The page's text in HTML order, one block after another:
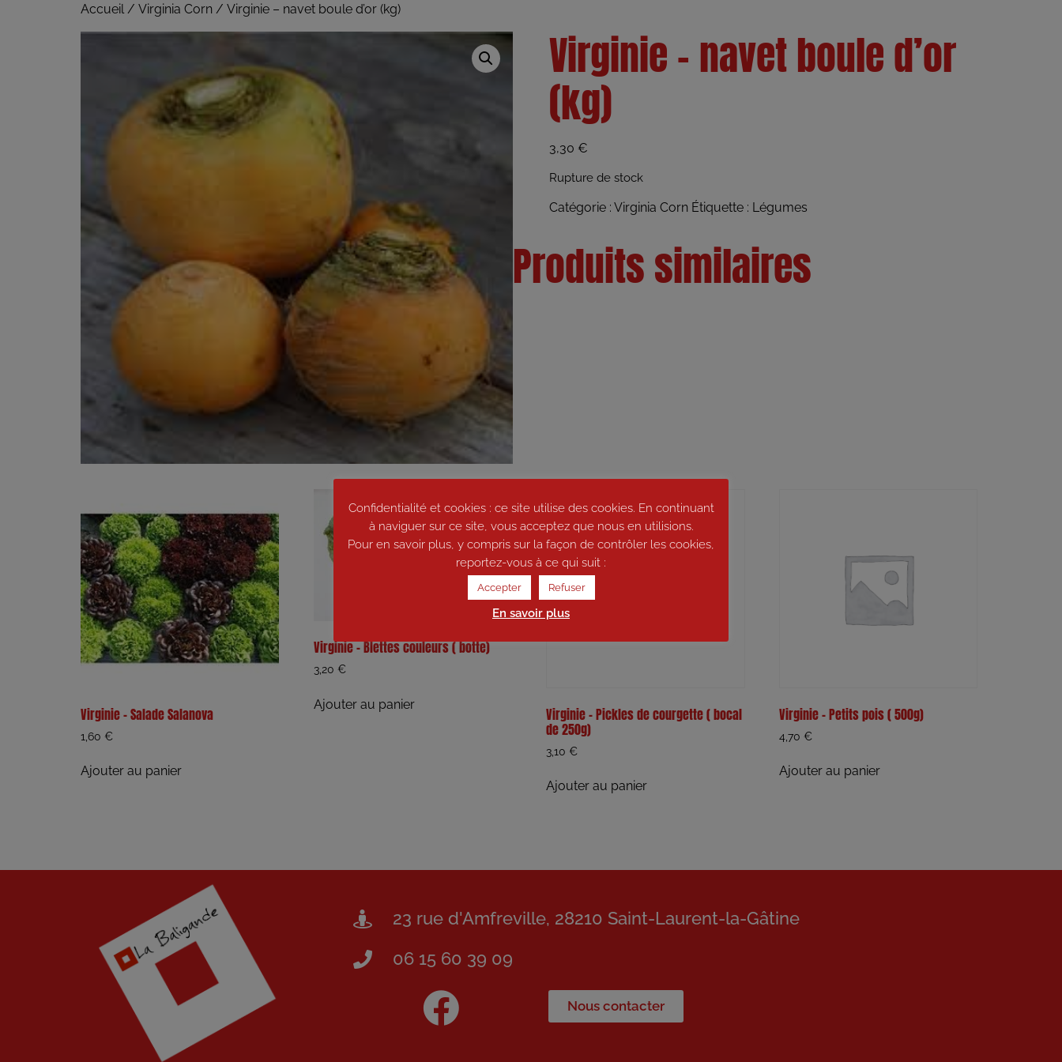
Accueil/ Virginia Corn / Virginie – navet boule d’or (kg)
Virginie – navet boule d’or
(kg)
3,30 €
Rupture de stock
Catégorie : Virginia Corn Étiquette : Légumes
Produits similaires
Virginie – Salade Salanova
1,60 €
Ajouter au panier
Virginie – Blettes couleurs ( botte)
3,20 €
Ajouter au panier Virginie – Pickles de courgette ( bocal
de 250g)
3,10€
Ajouter au panier
Virginie – Petits pois ( 500g)
4,70€
Ajouter au panier
23 rue d'Amfreville, 28210 Saint-Laurent-la-Gâtine
06 15 60 39 09
Nous contacter
Confidentialité et cookies : ce site utilise des cookies. En continuant
à naviguer sur ce site, vous acceptez que nous en utilisions.
Pour en savoir plus, y compris sur la façon de contrôler les cookies,
reportez-vous à ce qui suit :
Accepter Refuser
En savoir plus